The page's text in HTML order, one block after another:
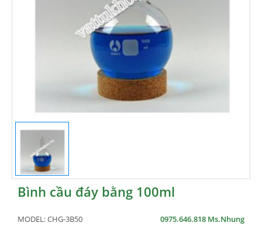
Bình cầu đáy bằng 100ml
MODEL:CHG-3B50 0975.646.818 Ms.Nhung